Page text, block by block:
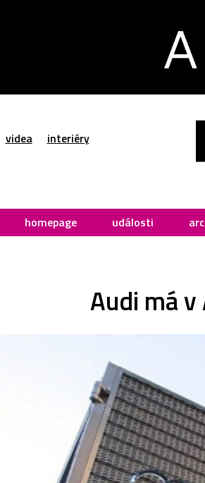
videa interiéry
homepage události
Audi má